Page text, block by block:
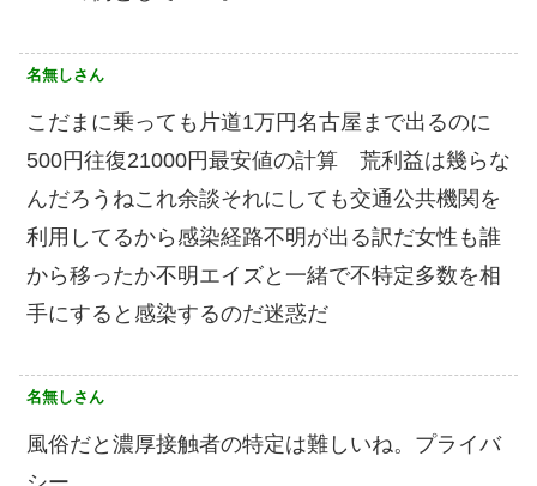
名無しさん
こだまに乗っても片道1万円名古屋まで出るのに
500円往復21000円最安値の計算 荒利益は幾らな
んだろうねこれ余談それにしても交通公共機関を
利用してるから感染経路不明が出る訳だ女性も誰
から移ったか不明エイズと一緒で不特定多数を相
手にすると感染するのだ迷惑だ
名無しさん
風俗だと濃厚接触者の特定は難しいね。プライバ